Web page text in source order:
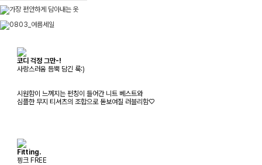
코디 걱정 그만-!
사랑스러움 듬뿍 담긴 룩:)
시원함이 느껴지는 펀칭이 들어간 니트 베스트와
심플한 무지 티셔츠의 조합으로 돋보여질 러블리함♡
Fitting.
핑크 FREE